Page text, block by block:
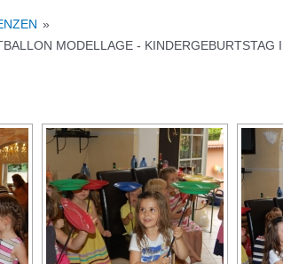
»
MODELLAGE - KINDERGEBURTSTAG